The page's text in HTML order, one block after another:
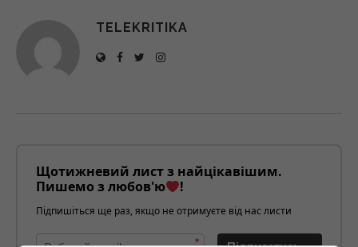
TELEKRITIKA
Щотижневий лист з найцікавішим.
Пишемо з любов'ю
!
Підпишіться ще раз, якщо не отримуєте від нас листи
*